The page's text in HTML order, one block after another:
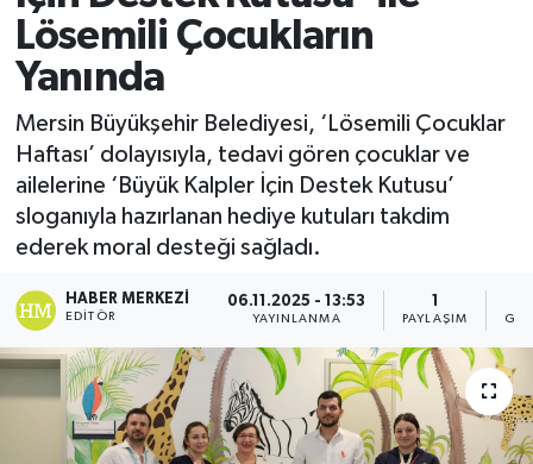
Lösemili Çocukların
Yanında
Mersin Büyükşehir Belediyesi, ‘Lösemili Çocuklar
Haftası’ dolayısıyla, tedavi gören çocuklar ve
ailelerine ‘Büyük Kalpler İçin Destek Kutusu’
sloganıyla hazırlanan hediye kutuları takdim
ederek moral desteği sağladı.
HABER MERKEZI
EDITÖR
06.11.2025 - 13:53
YAYINLANMA PAYLAŞIM